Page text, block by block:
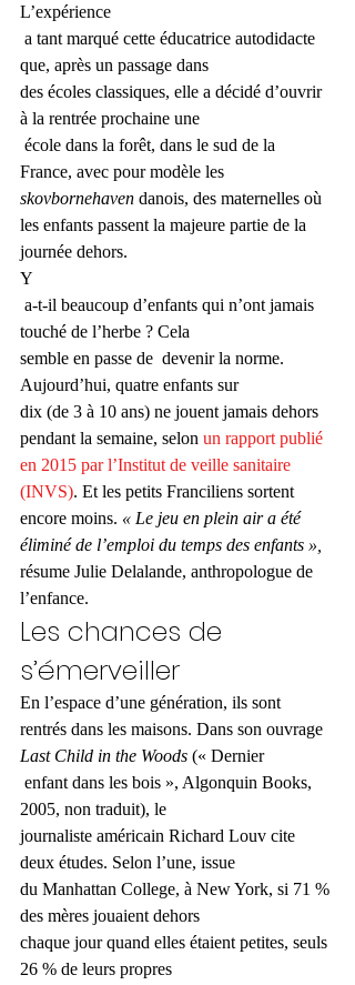
L’expérience
que, après un passage dans
des écoles classiques, elle a décidé d’ouvrir
à la rentrée prochaine une
France, avec pour ­modèle les
skovbornehaven ­danois, des maternelles où
les enfants passent la majeure partie de la
journée dehors.
Y
touché de l’herbe ? Cela
semble en passe de ­ devenir la norme.
Aujourd’hui, quatre enfants sur
dix (de 3 à 10 ans) ne jouent jamais dehors
pendant la semaine, selon un rapport publié
en 2015 par l’Institut de veille sanitaire
(INVS). Et les petits Franciliens sortent
encore moins. « Le jeu en plein air a été
éliminé de l’emploi du temps des enfants »,
résume Julie Delalande, anthropologue de
l’enfance.
Les chances de
s’émerveiller
En l’espace d’une génération, ils sont
rentrés dans les maisons. Dans son ouvrage
Last Child in the Woods (« Dernier
2005, non traduit), le
journaliste américain Richard Louv cite
deux études. Selon l’une, issue
du Manhattan College, à New York, si 71 %
des mères jouaient dehors
chaque jour quand elles étaient petites, seuls
26 % de leurs propres